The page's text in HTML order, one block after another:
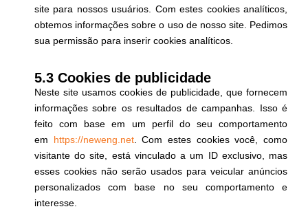
site para nossos usuários. Com estes cookies analíticos,
obtemos informações sobre o uso de nosso site. Pedimos
sua permissão para inserir cookies analíticos.
5.3 Cookies de publicidade
Neste site usamos cookies de publicidade, que fornecem
informações sobre os resultados de campanhas. Isso é
feito com base em um perfil do seu comportamento
em https://neweng.net. Com estes cookies você, como
visitante do site, está vinculado a um ID exclusivo, mas
esses cookies não serão usados para veicular anúncios
personalizados com base no seu comportamento e
interesse.